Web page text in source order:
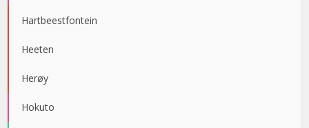
Hartbeestfontein
Heeten
Herøy
Hokuto